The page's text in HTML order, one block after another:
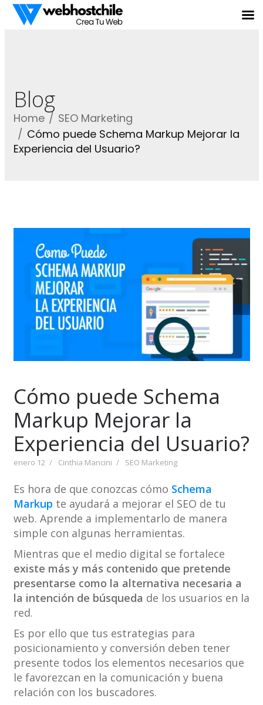
Blog
Home
SEO Marketing
Cómo puede Schema Markup Mejorar la
Experiencia del Usuario?
Cómo puede Schema
Markup Mejorar la
Experiencia del Usuario?
enero 12 Cinthia Mancini SEO Marketing
Es hora de que conozcas cómo Schema
Markup te ayudará a mejorar el SEO de tu
web. Aprende a implementarlo de manera
simple con algunas herramientas.
Mientras que el medio digital se fortalece
existe más y más contenido que pretende
presentarse como la alternativa necesaria a
la intención de búsqueda de los usuarios en la
red.
Es por ello que tus estrategias para
posicionamiento y conversión deben tener
presente todos los elementos necesarios que
le favorezcan en la comunicación y buena
relación con los buscadores.